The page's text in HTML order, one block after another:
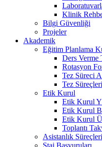
Klinik
Bilgi Güvenliği
Projeler
Akademik
Eğitim Planlama
Ders
Rotasyon
Tez Süreci
Tez Süreçleri
Etik Kurul
Etik Kurul
Etik Kurul
Etik Kurul
Toplantı
Asistanlık Süreçleri
Staj Başvuruları